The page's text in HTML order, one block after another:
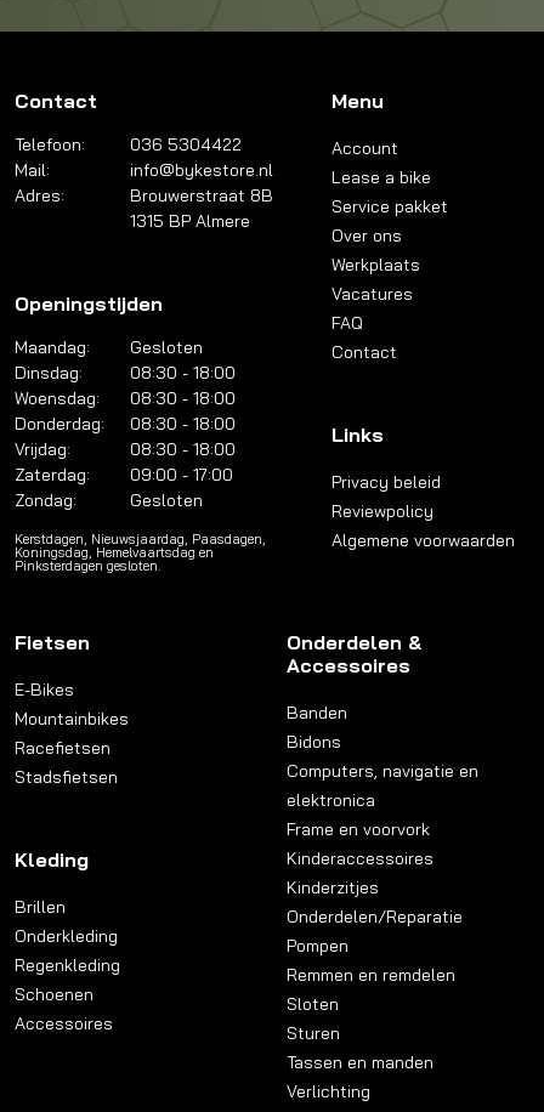
Contact
Telefoon:
036 5304422
Mail:
info@bykestore.nl
Adres:
Brouwerstraat 8B
1315 BP Almere
Openingstijden
Maandag:
Gesloten
Dinsdag:
08:30 - 18:00
Woensdag:
08:30 - 18:00
Donderdag:
08:30 - 18:00
Vrijdag:
08:30 - 18:00
Zaterdag:
09:00 - 17:00
Zondag:
Gesloten
Kerstdagen, Nieuwsjaardag, Paasdagen,
Koningsdag, Hemelvaartsdag en
Pinksterdagen gesloten.
Menu
Account
Lease a bike
Service pakket
Over ons
Werkplaats
Vacatures
FAQ
Contact
Links
Privacy beleid
Reviewpolicy
Algemene voorwaarden
Fietsen
E-Bikes
Mountainbikes
Racefietsen
Stadsfietsen
Kleding
Brillen
Onderkleding
Regenkleding
Schoenen
Accessoires
Onderdelen &
Accessoires
Banden
Bidons
Computers, navigatie en
elektronica
Frame en voorvork
Kinderaccessoires
Kinderzitjes
Onderdelen/Reparatie
Pompen
Remmen en remdelen
Sloten
Sturen
Tassen en manden
Verlichting